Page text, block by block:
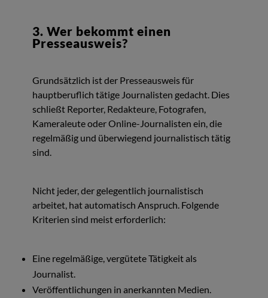
3. Wer bekommt einen
Presseausweis?
Grundsätzlich ist der Presseausweis für
hauptberuflich tätige Journalisten gedacht. Dies
schließt Reporter, Redakteure, Fotografen,
Kameraleute oder Online-Journalisten ein, die
regelmäßig und überwiegend journalistisch tätig
sind.
Nicht jeder, der gelegentlich journalistisch
arbeitet, hat automatisch Anspruch. Folgende
Kriterien sind meist erforderlich:
Eine regelmäßige, vergütete Tätigkeit als
Journalist.
Veröffentlichungen in anerkannten Medien.